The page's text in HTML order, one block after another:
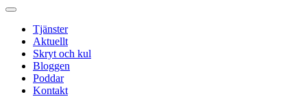
Tjänster
Aktuellt
Skryt och kul
Bloggen
Poddar
Kontakt